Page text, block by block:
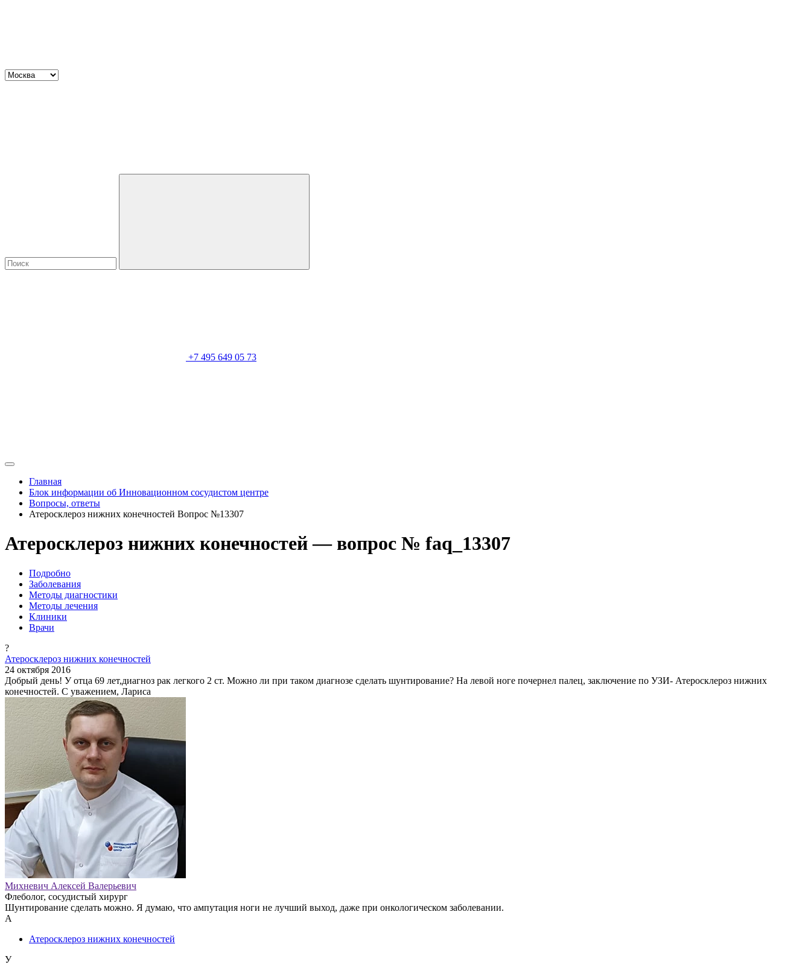
+7 495 649 05 73
Главная
Блок информации об Инновационном сосудистом центре
Вопросы, ответы
Атеросклероз нижних конечностей Вопрос №13307
Атеросклероз нижних конечностей — вопрос № faq_13307
Подробно
Заболевания
Методы диагностики
Методы лечения
Клиники
Врачи
?
Атеросклероз нижних конечностей
24 октября 2016
Добрый день! У отца 69 лет,диагноз рак легкого 2 ст. Можно ли при таком диагнозе сделать шунтирование? На левой ноге почернел палец, заключение по УЗИ- Атеросклероз нижних
конечностей. С уважением, Лариса
Михневич Алексей Валерьевич
Флеболог, сосудистый хирург
Шунтирование сделать можно. Я думаю, что ампутация ноги не лучший выход, даже при онкологическом заболевании.
А
Атеросклероз нижних конечностей
У